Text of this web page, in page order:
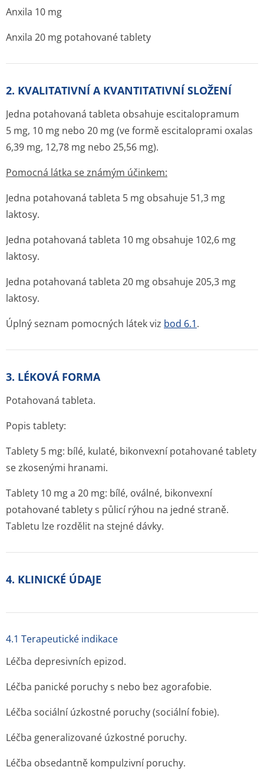
Anxila 10 mg
Anxila 20 mg potahované tablety
2. KVALITATIVNÍ A KVANTITATIVNÍ SLOŽENÍ
Jedna potahovaná tableta obsahuje escitalopramum
5 mg, 10 mg nebo 20 mg (ve formě escitaloprami oxalas
6,39 mg, 12,78 mg nebo 25,56 mg).
Pomocná látka se známým účinkem:
Jedna potahovaná tableta 5 mg obsahuje 51,3 mg
laktosy.
Jedna potahovaná tableta 10 mg obsahuje 102,6 mg
laktosy.
Jedna potahovaná tableta 20 mg obsahuje 205,3 mg
laktosy.
Úplný seznam pomocných látek viz bod 6.1.
3. LÉKOVÁ FORMA
Potahovaná tableta.
Popis tablety:
Tablety 5 mg: bílé, kulaté, bikonvexní potahované tablety
se zkosenými hranami.
Tablety 10 mg a 20 mg: bílé, oválné, bikonvexní
potahované tablety s půlicí rýhou na jedné straně.
Tabletu lze rozdělit na stejné dávky.
4. KLINICKÉ ÚDAJE
4.1 Terapeutické indikace
Léčba depresivních epizod.
Léčba panické poruchy s nebo bez agorafobie.
Léčba sociální úzkostné poruchy (sociální fobie).
Léčba generalizované úzkostné poruchy.
Léčba obsedantně kompulzivní poruchy.